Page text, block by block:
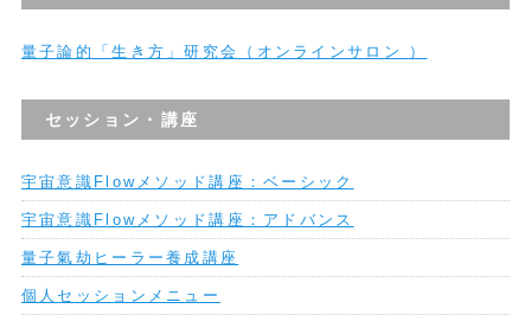
量子論的「生き方」研究会（オンラインサロン ）
セッション・講座
宇宙意識Flowメソッド講座：ベーシック
宇宙意識Flowメソッド講座：アドバンス
量子氣劫ヒーラー養成講座
個人セッションメニュー